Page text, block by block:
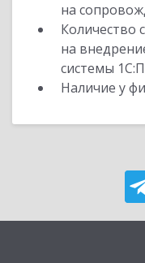
на
Количество
на
системы
Наличие у